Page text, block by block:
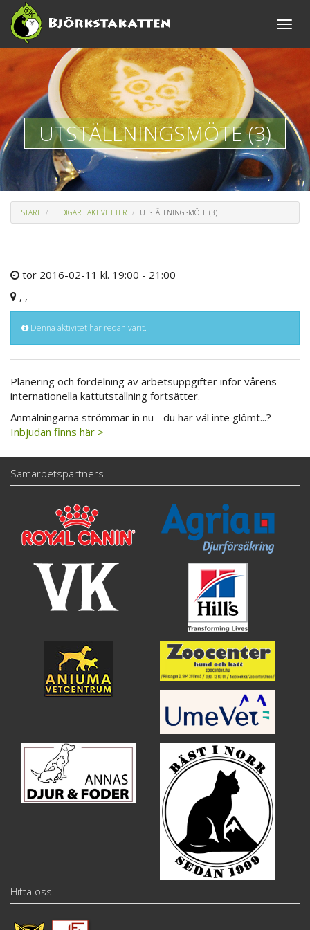
Toggle
UTSTÄLLNINGSMÖTE (3)
START TIDIGARE AKTIVITETER UTSTÄLLNINGSMÖTE (3)
tor 2016-02-11 kl. 19:00 - 21:00
, ,
Denna aktivitet har redan varit.
Planering och fördelning av arbetsuppgifter inför vårens
internationella kattutställning fortsätter.
Anmälningarna strömmar in nu - du har väl inte glömt...?
Inbjudan finns här >
Samarbetspartners
Hitta oss